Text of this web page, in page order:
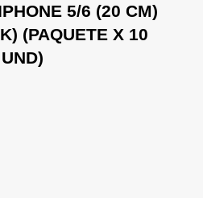
5/6 (20 CM)
(PAQUETE X 10
UND)